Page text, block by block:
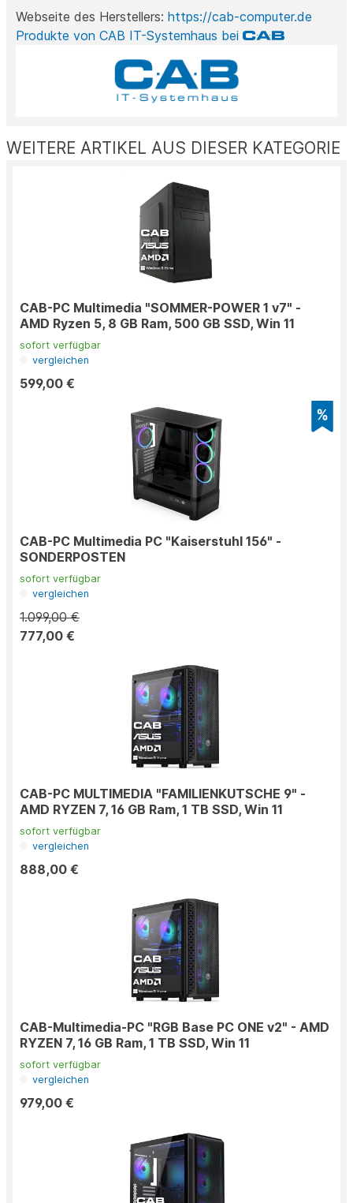
Webseite des Herstellers: https://cab-computer.de
Produkte von CAB IT-Systemhaus bei
WEITERE ARTIKEL AUS DIESER KATEGORIE
CAB-PC Multimedia "SOMMER-POWER 1 v7" -
AMD Ryzen 5, 8 GB Ram, 500 GB SSD, Win 11
sofort verfügbar
vergleichen
599,00 €
CAB-PC Multimedia PC "Kaiserstuhl 156" -
SONDERPOSTEN
sofort verfügbar
vergleichen
1.099,00 €
777,00 €
CAB-PC MULTIMEDIA "FAMILIENKUTSCHE 9" -
AMD RYZEN 7, 16 GB Ram, 1 TB SSD, Win 11
sofort verfügbar
vergleichen
888,00 €
CAB-Multimedia-PC "RGB Base PC ONE v2" - AMD
RYZEN 7, 16 GB Ram, 1 TB SSD, Win 11
sofort verfügbar
vergleichen
979,00 €